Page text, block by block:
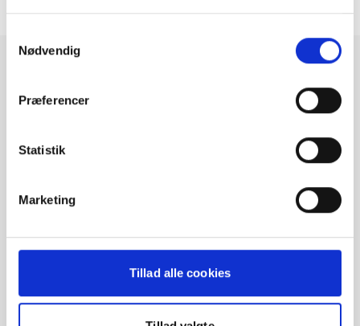
Nødvendig
Præferencer
Statistik
Marketing
Tillad alle cookies
Er jeres flåde klar til sommerperioden?
Eksklusive rabatter